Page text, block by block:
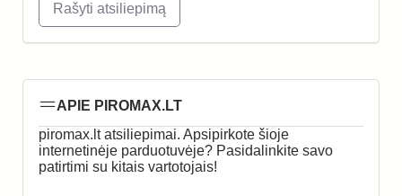
Rašyti atsiliepimą
APIE PIROMAX.LT
piromax.lt atsiliepimai. Apsipirkote šioje
internetinėje parduotuvėje? Pasidalinkite savo
patirtimi su kitais vartotojais!